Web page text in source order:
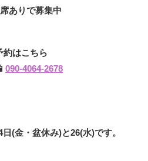
ありで募集中
約はこちら
090-4064-2678
(金・盆休み)と26(水)です。